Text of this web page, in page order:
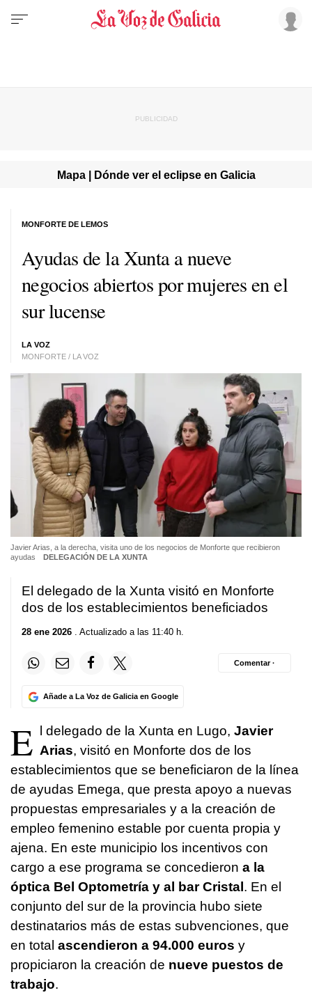
Mapa | Dónde ver el eclipse en Galicia
Ayudas de la Xunta a nueve
negocios abiertos por mujeres en el
sur lucense
LA VOZ
MONFORTE / LA VOZ
MONFORTE DE LEMOS
Javier Arias, a la derecha, visita uno de los negocios de Monforte que recibieron
ayudas
DELEGACIÓN DE LA XUNTA
El delegado de la Xunta visitó en Monforte
dos de los establecimientos beneficiados
28 ene 2026 . Actualizado a las 11:40 h.
Añade a La Voz de Galicia en Google
Comentar ·
E l delegado de la Xunta en Lugo, Javier
Arias, visitó en Monforte dos de los
establecimientos que se beneficiaron de la línea
de ayudas Emega, que presta apoyo a nuevas
propuestas empresariales y a la creación de
empleo femenino estable por cuenta propia y
ajena. En este municipio los incentivos con
cargo a ese programa se concedieron a la
óptica Bel Optometría y al bar Cristal . En el
conjunto del sur de la provincia hubo siete
destinatarios más de estas subvenciones, que
en total ascendieron a 94.000 euros y
propiciaron la creación de nueve puestos de
trabajo.